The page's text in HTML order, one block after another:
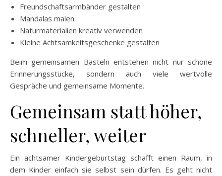
Freundschaftsarmbänder gestalten
Mandalas malen
Naturmaterialien kreativ verwenden
Kleine Achtsamkeitsgeschenke gestalten
Beim gemeinsamen Basteln entstehen nicht nur schöne
Erinnerungsstücke, sondern auch viele wertvolle
Gespräche und gemeinsame Momente.
Gemeinsam statt höher,
schneller, weiter
Ein achtsamer Kindergeburtstag schafft einen Raum, in
dem Kinder einfach sie selbst sein dürfen. Es geht nicht